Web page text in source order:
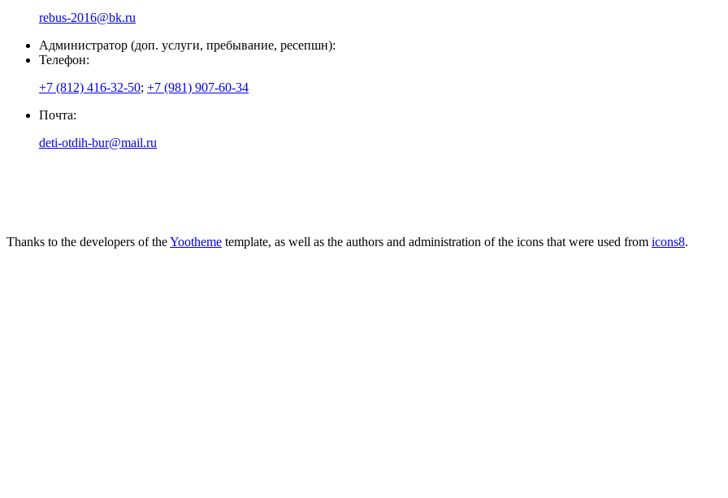
rebus-2016@bk.ru
Администратор (доп. услуги, пребывание, ресепшн):
Телефон:
+7 (812) 416-32-50; +7 (981) 907-60-34
Почта:
deti-otdih-bur@mail.ru
Thanks to the developers of theYootheme template, as well as the authors and administration of the icons that were used from icons8.